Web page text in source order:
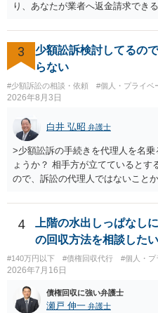
り、あなたが業者へ返金請求でき
在確認請求訴訟を提起することも
業者へ（原契約のクーリング・オ
の通知書を送り、もし訴訟や支払
争う、というやり方がベターでは
センター等で、消費者問題に強い
ているなど）へ相談されることを
3
少額訟訴検討してるの
らない
#少額訴訟の相談・依頼 #個人・プライベ
2026年8月3日
白井 弘昭 弁護士
>少額訟訴の手続きを代理人を名
ょうか？ 相手方が立てているとす
ので、訴訟の代理人ではないこと
ている場合は、相手方（被告）の
代理人が就いていたことを知らせ
場合も）、裁判所が当該代理人弁
受任するかを聞いたうえで、受任
直接被告に送達するのではなく、
ります。 ラインのやり取りでしか
かではありません。もちろん弁護
に委任するかも疑わしいのですが
4
上階の水出しっぱなし
の回収方法を相談したい
#140万円以下 #債権回収代行 #個人・プ
2026年7月16日
債権回収に強い弁護士
瀬戸 伸一 弁護士